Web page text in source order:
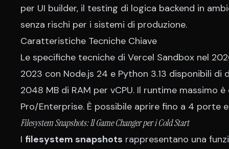
per UI builder, il testing di logica backend in
senza rischi per i sistemi di produzione.
Caratteristiche Tecniche Chiave
Le specifiche tecniche di Vercel Sandbox nel
2023 con Node.js 24 e Python 3.13 disponibili
2048 MB di RAM per vCPU. Il runtime massimo
Pro/Enterprise. È possibile aprire fino a 4 porte
Filesystem Snapshots: Il Game Changer per i Cold Start
I filesystem snapshots rappresentano una